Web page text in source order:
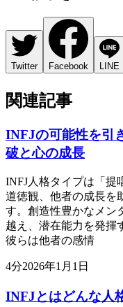
Twitter Facebook LINE
関連記事
INFJの可能性を引
破と心の成長
INFJ人格タイプは「提
道徳観、他者の成長を
す。創造性豊かなメン
越え、潜在能力を発揮
彼らは他者の感情
4分2026年1月1日
INFJとはどんな人